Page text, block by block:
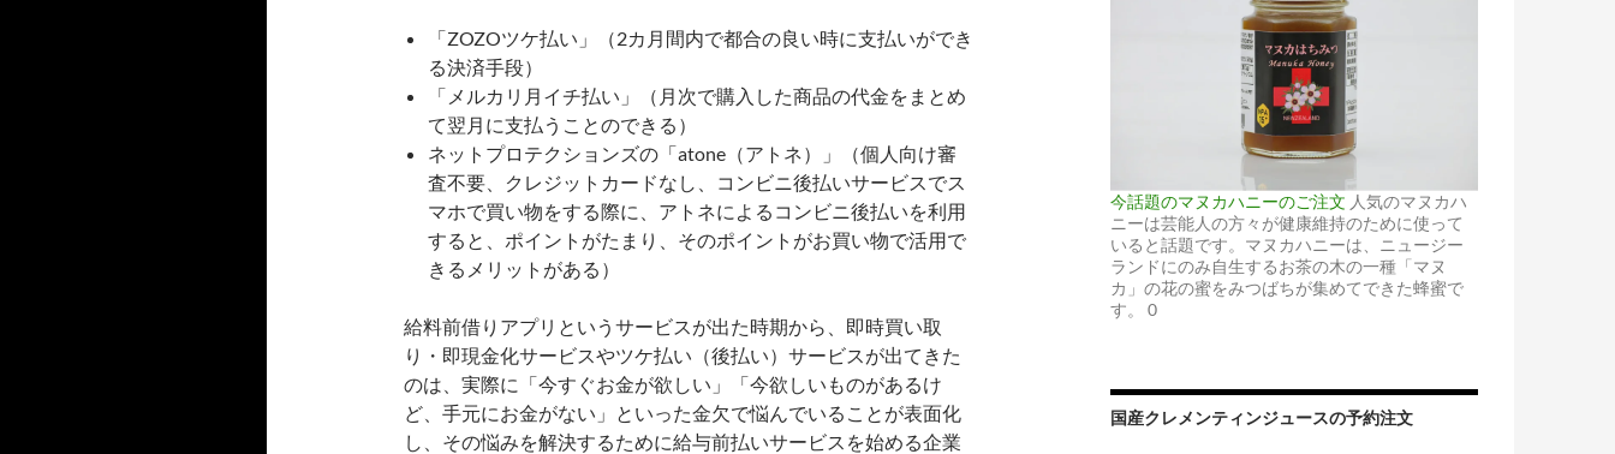
「ZOZOツケ払い」（2カ月間内で都合の良い時に支払いができ
る決済手段）
「メルカリ月イチ払い」（月次で購入した商品の代金をまとめ
て翌月に支払うことのできる）
ネットプロテクションズの「atone（アトネ）」（個人向け審
査不要、クレジットカードなし、コンビニ後払いサービスでス
マホで買い物をする際に、アトネによるコンビニ後払いを利用
すると、ポイントがたまり、そのポイントがお買い物で活用で
きるメリットがある）
給料前借りアプリというサービスが出た時期から、即時買い取
り・即現金化サービスやツケ払い（後払い）サービスが出てきた
のは、実際に「今すぐお金が欲しい」「今欲しいものがあるけ
ど、手元にお金がない」といった金欠で悩んでいることが表面化
し、その悩みを解決するために給与前払いサービスを始める企業
今話題のマヌカハニーのご注文 人気のマヌカハ
ニーは芸能人の方々が健康維持のために使って
いると話題です。マヌカハニーは、ニュージー
ランドにのみ自生するお茶の木の一種「マヌ
カ」の花の蜜をみつばちが集めてできた蜂蜜で
す。 0
国産クレメンティンジュースの予約注文